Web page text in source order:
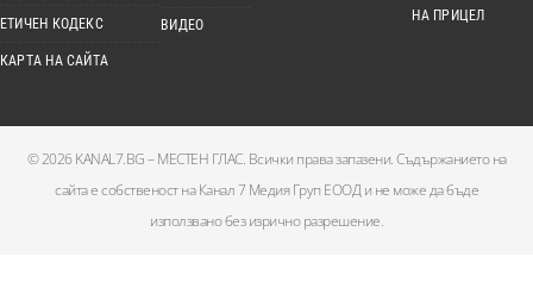
ЕТИЧЕН КОДЕКС
КАРТА НА САЙТА
ВИДЕО
НА ПРИЦЕЛ
© 2026 KANAL7.BG – МЕСТЕН ГЛАС. Всички права запазени. Съдържанието на
сайта е собственост на Канал 7 Медия Груп ЕООД и не може да бъде
използвано без изрично разрешение.